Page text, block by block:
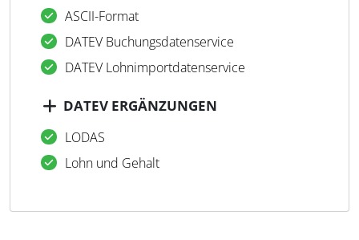
ASCII-Format
DATEV Buchungsdatenservice
DATEV Lohnimportdatenservice
DATEV ERGÄNZUNGEN
LODAS
Lohn und Gehalt